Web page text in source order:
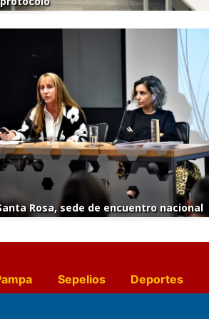
Rosa, sede de encuentro nacional
Sepelios Deportes